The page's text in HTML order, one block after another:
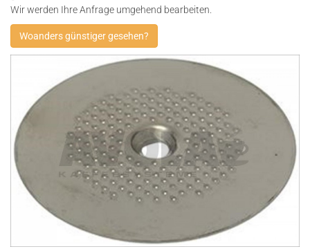
Wir werden Ihre Anfrage umgehend bearbeiten.
Woanders günstiger gesehen?